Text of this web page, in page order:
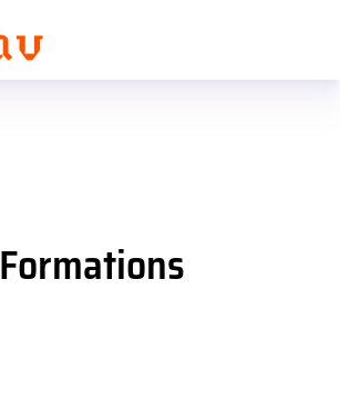
Formations